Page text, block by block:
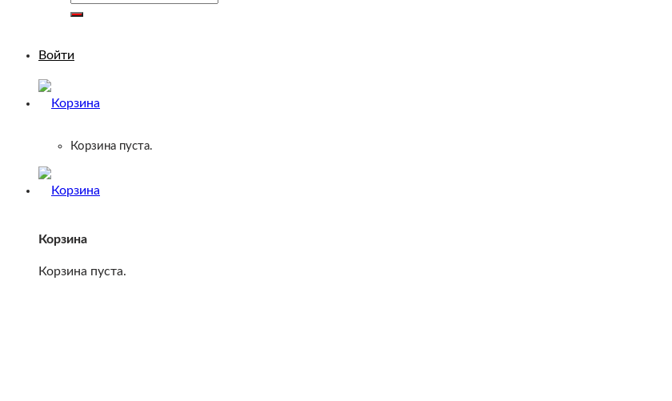
Войти
Корзина пуста.
Корзина
Корзина пуста.